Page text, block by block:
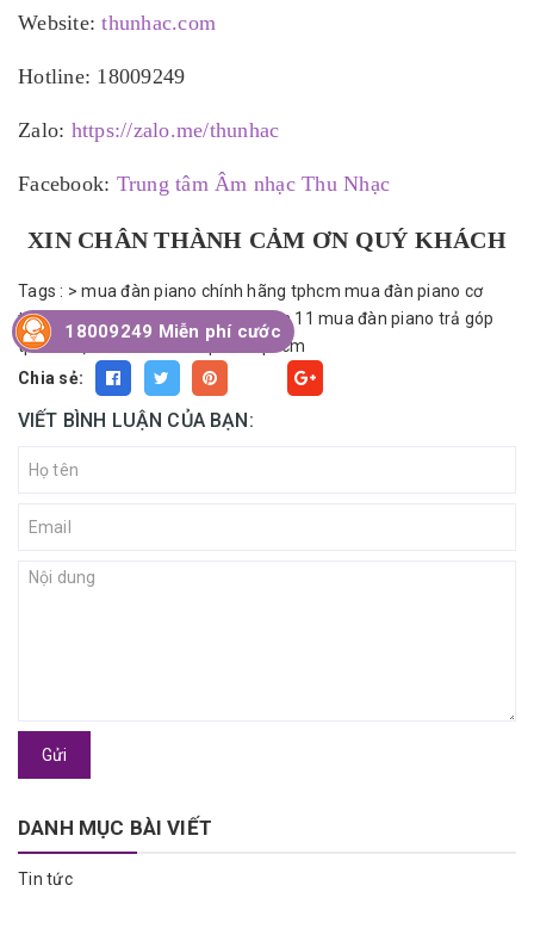
Website:thunhac.com
Hotline: 18009249
Zalo: https://zalo.me/thunhac
Facebook: Trung tâm Âm nhạc Thu Nhạc
XIN CHÂN THÀNH CẢM ƠN QUÝ KHÁCH
Tags : >mua đàn piano chính hãng tphcm mua đàn piano cơ
tphcm
mua đàn piano trả góp quận 11 mua đàn piano trả góp
tphcm
địa điểm bán đàn piano tphcm
Chia sẻ:
VIẾT BÌNH LUẬN CỦA BẠN:
Gửi
DANH MỤC BÀI VIẾT
Tin tức
18009249 Miễn phí cước